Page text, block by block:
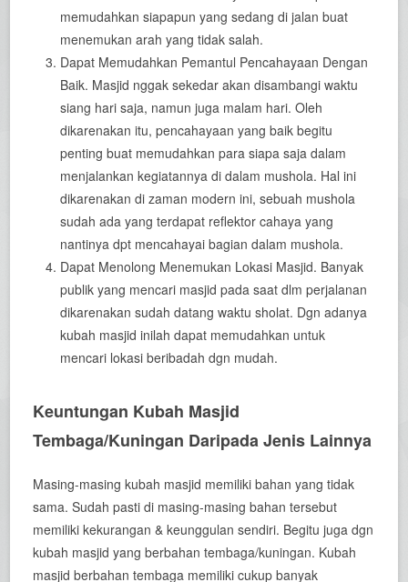
memudahkan siapapun yang sedang di jalan buat
menemukan arah yang tidak salah.
Dapat Memudahkan Pemantul Pencahayaan Dengan
Baik. Masjid nggak sekedar akan disambangi waktu
siang hari saja, namun juga malam hari. Oleh
dikarenakan itu, pencahayaan yang baik begitu
penting buat memudahkan para siapa saja dalam
menjalankan kegiatannya di dalam mushola. Hal ini
dikarenakan di zaman modern ini, sebuah mushola
sudah ada yang terdapat reflektor cahaya yang
nantinya dpt mencahayai bagian dalam mushola.
Dapat Menolong Menemukan Lokasi Masjid. Banyak
publik yang mencari masjid pada saat dlm perjalanan
dikarenakan sudah datang waktu sholat. Dgn adanya
kubah masjid inilah dapat memudahkan untuk
mencari lokasi beribadah dgn mudah.
Keuntungan Kubah Masjid
Tembaga/Kuningan Daripada Jenis Lainnya
Masing-masing kubah masjid memiliki bahan yang tidak
sama. Sudah pasti di masing-masing bahan tersebut
memiliki kekurangan & keunggulan sendiri. Begitu juga dgn
kubah masjid yang berbahan tembaga/kuningan. Kubah
masjid berbahan tembaga memiliki cukup banyak